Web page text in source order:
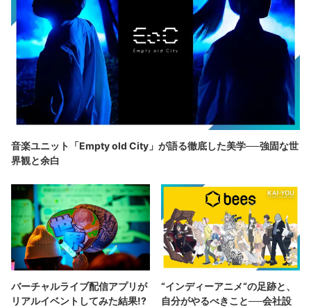
音楽ユニット「Empty old City」が語る徹底した美学──強固な世
界観と余白
バーチャルライブ配信アプリが
リアルイベントしてみた結果!?
“インディーアニメ“の足跡と、
自分がやるべきこと──会社設